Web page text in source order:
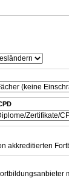
akkreditierten